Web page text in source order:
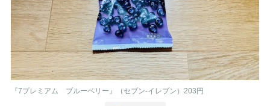
『7プレミアム ブルーベリー』（セブン-イレブン）203円